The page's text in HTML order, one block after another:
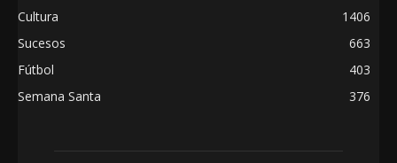
Cultura
1406
Sucesos
663
Fútbol
403
Semana Santa
376